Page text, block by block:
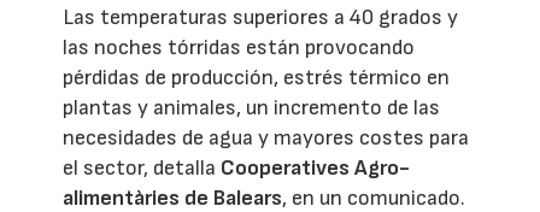
Las temperaturas superiores a 40 grados y
las noches tórridas están provocando
pérdidas de producción, estrés térmico en
plantas y animales, un incremento de las
necesidades de agua y mayores costes para
el sector, detalla Cooperatives Agro-
alimentàries de Balears, en un comunicado.